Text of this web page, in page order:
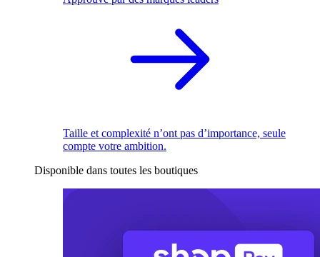
Taille et complexité n’ont pas d’importance, seule
compte votre ambition.
Disponible dans toutes les boutiques